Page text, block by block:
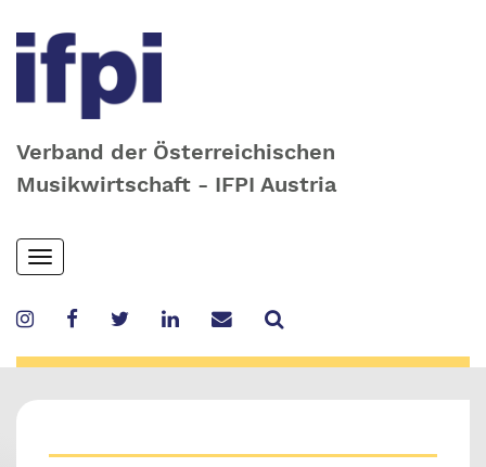
Verband der Österreichischen
Musikwirtschaft - IFPI Austria
Skip
to
content
Toggle
navigation